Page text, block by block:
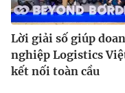
Lời giải số giúp
nghiệp Logistics
kết nối toàn cầu